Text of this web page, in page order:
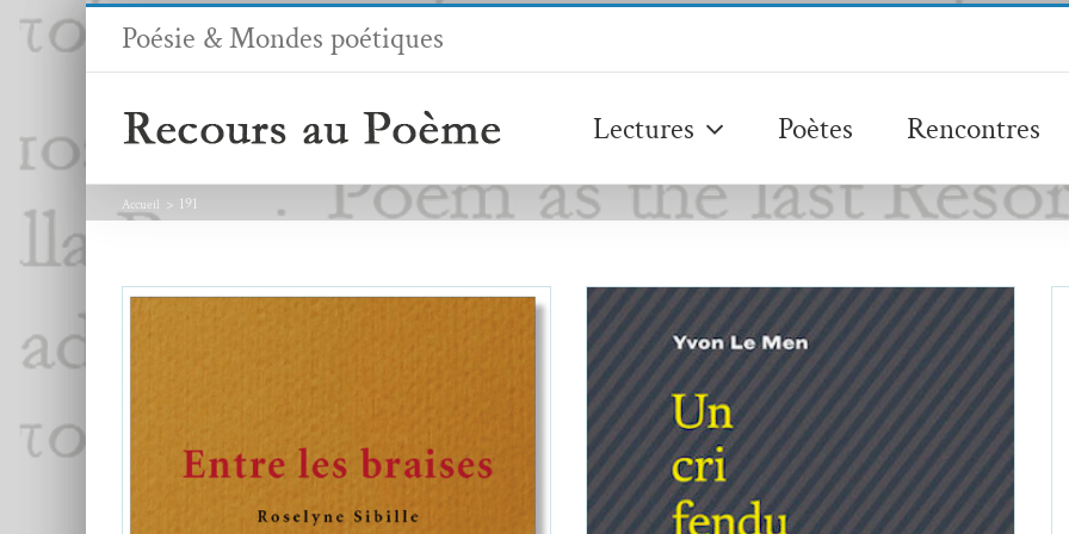
Passer
Poésie & Mondes poétiques
Lectures Poètes Rencontres
Accueil 191